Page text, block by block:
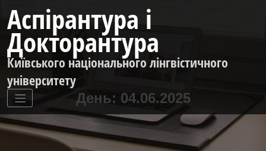
контенту
Аспірантура і
Докторантура
Київського національного лінгвістичного
університету
День: 04.06.2025